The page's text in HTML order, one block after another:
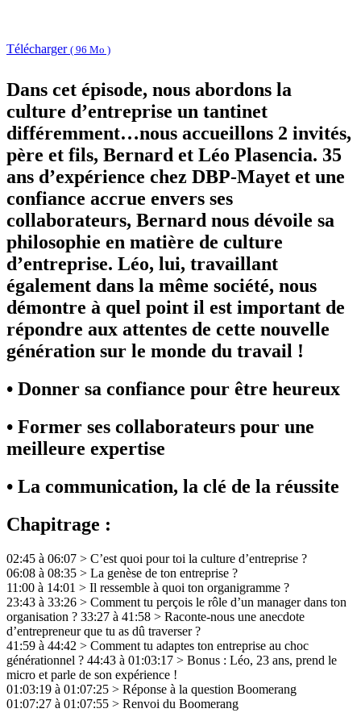
Télécharger ( 96 Mo )
Dans cet épisode, nous abordons la
culture d’entreprise un tantinet
différemment…nous accueillons 2 invités,
père et fils, Bernard et Léo Plasencia. 35
ans d’expérience chez DBP-Mayet et une
confiance accrue envers ses
collaborateurs, Bernard nous dévoile sa
philosophie en matière de culture
d’entreprise. Léo, lui, travaillant
également dans la même société, nous
démontre à quel point il est important de
répondre aux attentes de cette nouvelle
génération sur le monde du travail !
• Donner sa confiance pour être heureux
• Former ses collaborateurs pour une
meilleure expertise
• La communication, la clé de la réussite
Chapitrage :
02:45 à 06:07 > C’est quoi pour toi la culture d’entreprise ?
06:08 à 08:35 > La genèse de ton entreprise ?
11:00 à 14:01 > Il ressemble à quoi ton organigramme ?
23:43 à 33:26 > Comment tu perçois le rôle d’un manager dans ton
organisation ? 33:27 à 41:58 > Raconte-nous une anecdote
d’entrepreneur que tu as dû traverser ?
41:59 à 44:42 > Comment tu adaptes ton entreprise au choc
générationnel ? 44:43 à 01:03:17 > Bonus : Léo, 23 ans, prend le
micro et parle de son expérience !
01:03:19 à 01:07:25 > Réponse à la question Boomerang
01:07:27 à 01:07:55 > Renvoi du Boomerang